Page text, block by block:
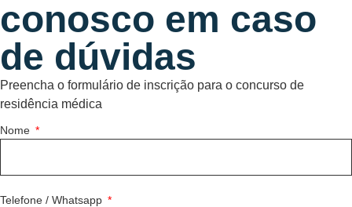
conosco em caso
de dúvidas
Preencha o formulário de inscrição para o concurso de
residência médica
Nome
Telefone / Whatsapp